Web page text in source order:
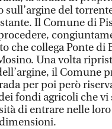
del
Il Comune di
che collega Ponte di
Una volta
il Comune
per poi però
fondi agricoli che vi
di entrare nelle